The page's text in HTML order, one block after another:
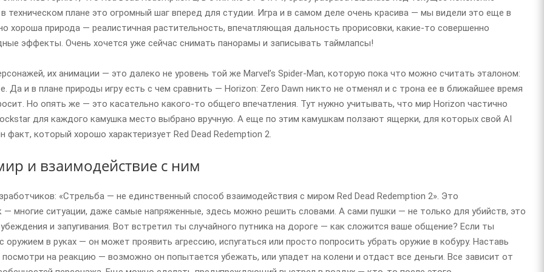
техническом плане это огромный шаг вперед для студии. Игра и в самом деле очень красива — мы видели это еще в
хороша природа — реалистичная растительность, впечатляющая дальность прорисовки, какие-то совершенно
эффекты. Очень хочется уже сейчас снимать панорамы и записывать таймлапсы!
их анимации — это далеко не уровень той же Marvelʼs Spider-Man, которую пока что можно считать эталоном:
Да и в плане природы игру есть с чем сравнить — Horizon: Zero Dawn никто не отменял и с трона ее в ближайшее время
Но опять же — это касательно какого-то общего впечатления. Тут нужно учитывать, что мир Horizon частично
для каждого камушка место выбрано вручную. А еще по этим камушкам ползают ящерки, для которых свой AI
факт, который хорошо характеризует Red Dead Redemption 2.
и взаимодействие с ним
«Стрельба — не единственный способ взаимодействия с миром Red Dead Redemption 2». Это
— многие ситуации, даже самые напряженные, здесь можно решить словами. А сами пушки — не только для убийств, это
и запугивания. Вот встретил ты случайного путника на дороге — как сложится ваше общение? Если ты
оружием в руках — он может проявить агрессию, испугаться или просто попросить убрать оружие в кобуру. Наставь
посмотри на реакцию — возможно он попытается убежать, или упадет на колени и отдаст все деньги. Все зависит от